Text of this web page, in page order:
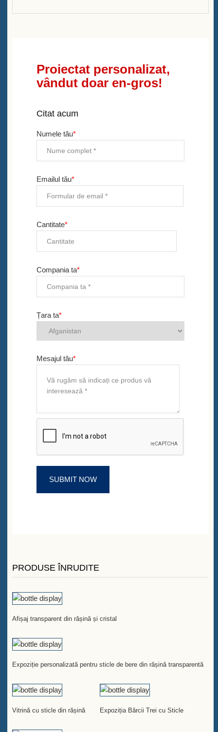
Proiectat personalizat,
vândut doar en-gros!
Citat acum
Numele tău*
Emailul tău*
Cantitate*
Compania ta*
Țara ta*
Mesajul tău*
PRODUSE ÎNRUDITE
Afișaj transparent din rășină și cristal
Expoziție personalizată pentru sticle de bere din rășină transparentă
Vitrină cu sticle din rășină Expoziția Bărcii Trei cu Sticle